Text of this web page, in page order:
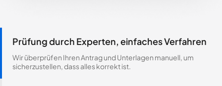
Prüfung durch Experten, einfaches Verfahren
Wir überprüfen Ihren Antrag und Unterlagen manuell, um
sicherzustellen, dass alles korrekt ist.